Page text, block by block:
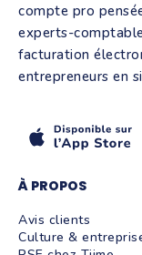
compte pro
experts-
facturation
entrepreneurs en
À PROPOS
Avis clients
Culture &